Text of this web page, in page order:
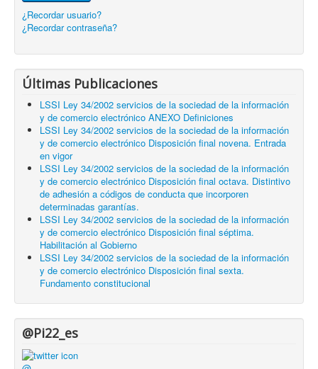
¿Recordar usuario?
¿Recordar contraseña?
Últimas Publicaciones
LSSI Ley 34/2002 servicios de la sociedad de la información
y de comercio electrónico ANEXO Definiciones
LSSI Ley 34/2002 servicios de la sociedad de la información
y de comercio electrónico Disposición final novena. Entrada
en vigor
LSSI Ley 34/2002 servicios de la sociedad de la información
y de comercio electrónico Disposición final octava. Distintivo
de adhesión a códigos de conducta que incorporen
determinadas garantías.
LSSI Ley 34/2002 servicios de la sociedad de la información
y de comercio electrónico Disposición final séptima.
Habilitación al Gobierno
LSSI Ley 34/2002 servicios de la sociedad de la información
y de comercio electrónico Disposición final sexta.
Fundamento constitucional
@Pi22_es